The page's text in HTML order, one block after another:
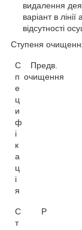
видалення
варіант в
відсутності
Ступеня
С
п
е
ц
и
ф
і
к
а
ц
і
я
Предв.
очищення
С
т
P